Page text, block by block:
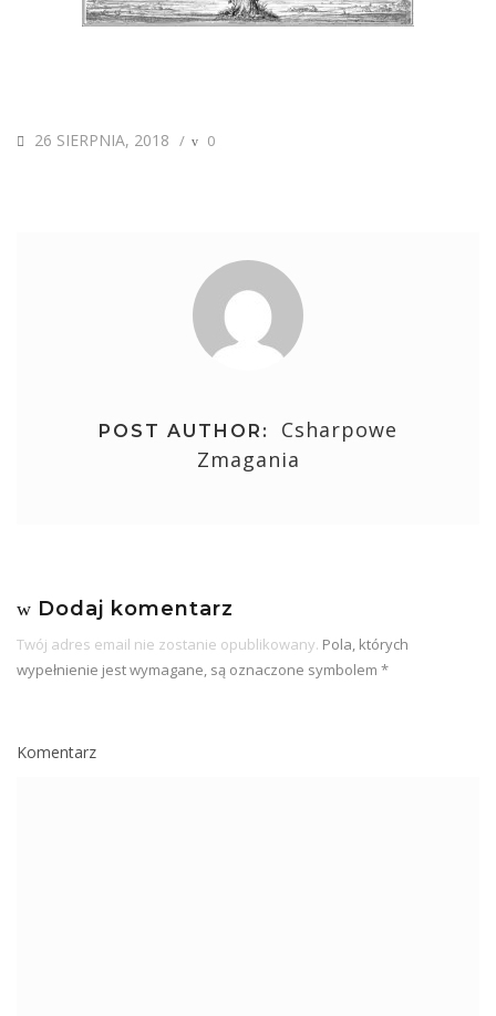
POSTED
26 SIERPNIA, 2018 / 0
POST AUTHOR:
Csharpowe
Zmagania
Dodaj komentarz
Twój adres email nie zostanie opublikowany. Pola, których
wypełnienie jest wymagane, są oznaczone symbolem *
Komentarz